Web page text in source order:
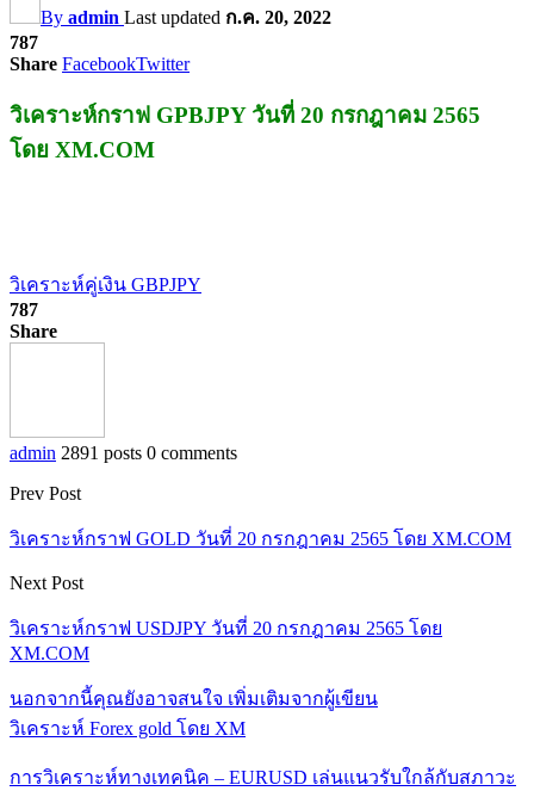
By admin Last updated ก.ค. 20, 2022
787
Share FacebookTwitter
วิเคราะห์กราฟ GPBJPY วันที่ 20 กรกฎาคม 2565
โดย XM.COM
วิเคราะห์คู่เงิน GBPJPY
787
Share
admin 2891 posts 0 comments
Prev Post
วิเคราะห์กราฟ GOLD วันที่ 20 กรกฎาคม 2565 โดย XM.COM
Next Post
วิเคราะห์กราฟ USDJPY วันที่ 20 กรกฎาคม 2565 โดย
XM.COM
นอกจากนี้คุณยังอาจสนใจ เพิ่มเติมจากผู้เขียน
วิเคราะห์ Forex gold โดย XM
การวิเคราะห์ทางเทคนิค – EURUSD เล่นแนวรับใกล้กับสภาวะ